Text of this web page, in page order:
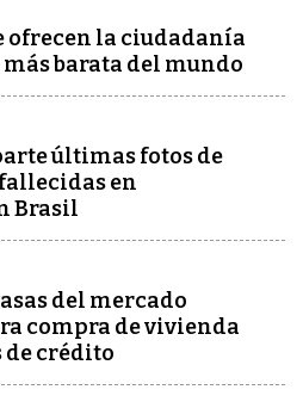
ofrecen la ciudadanía
barata del mundo
últimas fotos de
en
Brasil
del mercado
compra de vivienda
de crédito